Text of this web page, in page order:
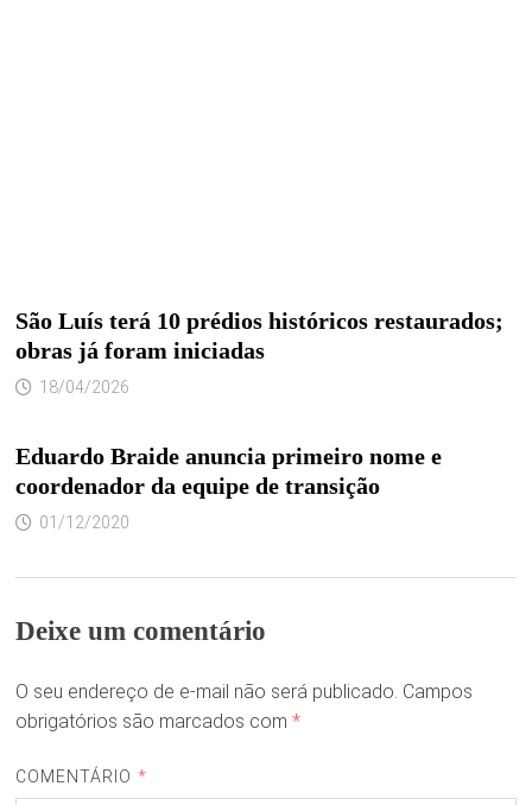
São Luís terá 10 prédios históricos restaurados;
obras já foram iniciadas
18/04/2026
Eduardo Braide anuncia primeiro nome e
coordenador da equipe de transição
01/12/2020
Deixe um comentário
O seu endereço de e-mail não será publicado. Campos
obrigatórios são marcados com *
COMENTÁRIO *